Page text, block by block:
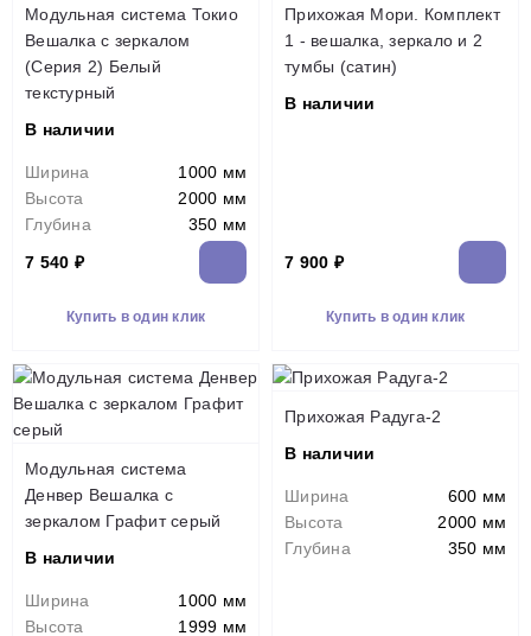
Модульная система Токио
Вешалка с зеркалом
(Серия 2) Белый
текстурный
В наличии
Ширина
1000 мм
Высота
2000 мм
Глубина
350 мм
7 540 ₽
Купить в один клик
Прихожая Мори. Комплект
1 - вешалка, зеркало и 2
тумбы (сатин)
В наличии
7 900 ₽
Купить в один клик
Модульная система
Денвер Вешалка с
зеркалом Графит серый
В наличии
Ширина
1000 мм
Высота
1999 мм
Прихожая Радуга-2
В наличии
Ширина
600 мм
Высота
2000 мм
Глубина
350 мм